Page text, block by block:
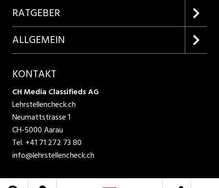
Lehrstellen suchen
Kundenlogin
Inserieren
Produkte
RATGEBER
Lehrberufe entdecken
ALLGEMEIN
AGB
Datenschutzbestimmungen
Nutzungsbedingungen
Impressum
KONTAKT
CH Media Classifieds AG
Lehrstellencheck.ch
Neumattstrasse 1
CH-5000 Aarau
Tel. +41 71 272 73 80
info@lehrstellencheck.ch